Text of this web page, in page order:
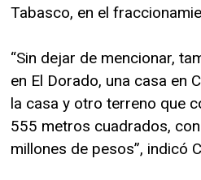
Tabasco, en el
“Sin dejar de mencionar,
en El Dorado, una casa en
la casa y otro terreno que
555 metros cuadrados,
millones de pesos”, indicó